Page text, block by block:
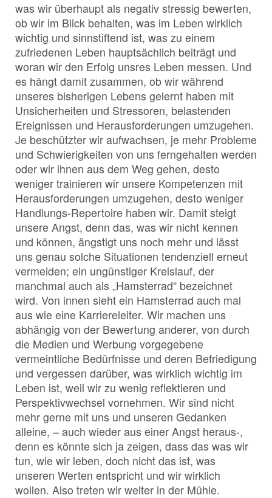
was wir überhaupt als negativ stressig bewerten,
ob wir im Blick behalten, was im Leben wirklich
wichtig und sinnstiftend ist, was zu einem
zufriedenen Leben hauptsächlich beiträgt und
woran wir den Erfolg unsres Leben messen. Und
es hängt damit zusammen, ob wir während
unseres bisherigen Lebens gelernt haben mit
Unsicherheiten und Stressoren, belastenden
Ereignissen und Herausforderungen umzugehen.
Je beschützter wir aufwachsen, je mehr Probleme
und Schwierigkeiten von uns ferngehalten werden
oder wir ihnen aus dem Weg gehen, desto
weniger trainieren wir unsere Kompetenzen mit
Herausforderungen umzugehen, desto weniger
Handlungs-Repertoire haben wir. Damit steigt
unsere Angst, denn das, was wir nicht kennen
und können, ängstigt uns noch mehr und lässt
uns genau solche Situationen tendenziell erneut
vermeiden; ein ungünstiger Kreislauf, der
manchmal auch als „Hamsterrad“ bezeichnet
wird. Von innen sieht ein Hamsterrad auch mal
aus wie eine Karriereleiter. Wir machen uns
abhängig von der Bewertung anderer, von durch
die Medien und Werbung vorgegebene
vermeintliche Bedürfnisse und deren Befriedigung
und vergessen darüber, was wirklich wichtig im
Leben ist, weil wir zu wenig reflektieren und
Perspektivwechsel vornehmen. Wir sind nicht
mehr gerne mit uns und unseren Gedanken
alleine, – auch wieder aus einer Angst heraus-,
denn es könnte sich ja zeigen, dass das was wir
tun, wie wir leben, doch nicht das ist, was
unseren Werten entspricht und wir wirklich
wollen. Also treten wir weiter in der Mühle.